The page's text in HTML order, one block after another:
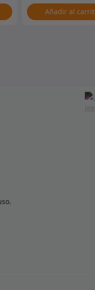
Añadir al